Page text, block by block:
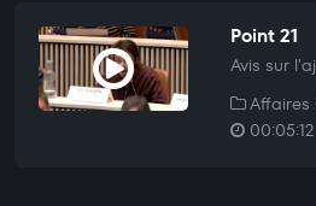
Point 21
Avis sur
Affaires
00:05:12